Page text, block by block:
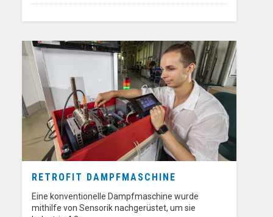
RETROFIT DAMPFMASCHINE
Eine konventionelle Dampfmaschine wurde
mithilfe von Sensorik nachgerüstet, um sie